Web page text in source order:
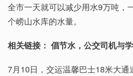
全市一天就可以减少用水9万吨，
个崂山水库的水量。
相关链接： 倡节水，公交司机与
7月10日，交运温馨巴士18米大